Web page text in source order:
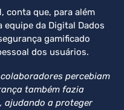
conta que, para além
equipe da Digital Dados
gamificado
dos usuários.
percebiam
também fazia
ajudando a proteger